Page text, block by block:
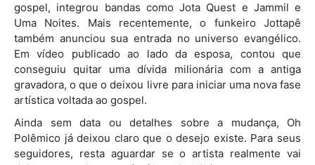
gospel, integrou bandas como Jota Quest e Jammil e
Uma Noites. Mais recentemente, o funkeiro Jottapê
também anunciou sua entrada no universo evangélico.
Em vídeo publicado ao lado da esposa, contou que
conseguiu quitar uma dívida milionária com a antiga
gravadora, o que o deixou livre para iniciar uma nova fase
artística voltada ao gospel.
Ainda sem data ou detalhes sobre a mudança, Oh
Polêmico já deixou claro que o desejo existe. Para seus
seguidores, resta aguardar se o artista realmente vai